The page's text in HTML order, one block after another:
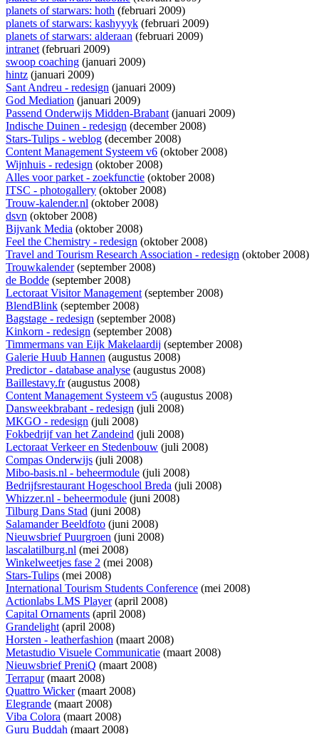
planets of starwars: hoth (februari 2009)
planets of starwars: kashyyyk (februari 2009)
planets of starwars: alderaan (februari 2009)
intranet(februari 2009)
swoop coaching (januari 2009)
hintz (januari 2009)
Sant Andreu - redesign (januari 2009)
God Mediation (januari 2009)
Passend Onderwijs Midden-Brabant(januari 2009)
Indische Duinen - redesign (december 2008)
Stars-Tulips - weblog (december 2008)
Content Management Systeem v6 (oktober 2008)
Wijnhuis - redesign (oktober 2008)
Alles voor parket - zoekfunctie (oktober 2008)
ITSC - photogallery (oktober 2008)
Trouw-kalender.nl (oktober 2008)
dsvn (oktober 2008)
Bijvank Media (oktober 2008)
Feel the Chemistry - redesign (oktober 2008)
Travel and Tourism Research Association - redesign (oktober 2008)
Trouwkalender(september 2008)
de Bodde (september 2008)
Lectoraat Visitor Management(september 2008)
BlendBlink (september 2008)
Bagstage - redesign (september 2008)
Kinkorn - redesign (september 2008)
Timmermans van Eijk Makelaardij (september 2008)
Galerie Huub Hannen (augustus 2008)
Predictor - database analyse (augustus 2008)
Baillestavy.fr(augustus 2008)
Content Management Systeem v5 (augustus 2008)
Dansweekbrabant - redesign (juli 2008)
MKGO - redesign (juli 2008)
Fokbedrijf van het Zandeind (juli 2008)
Lectoraat Verkeer en Stedenbouw (juli 2008)
Compas Onderwijs (juli 2008)
Mibo-basis.nl - beheermodule (juli 2008)
Bedrijfsrestaurant Hogeschool Breda (juli 2008)
Whizzer.nl - beheermodule (juni 2008)
Tilburg Dans Stad (juni 2008)
Salamander Beeldfoto (juni 2008)
Nieuwsbrief Puurgroen (juni 2008)
lascalatilburg.nl (mei 2008)
Winkelweetjes fase 2 (mei 2008)
Stars-Tulips (mei 2008)
International Tourism Students Conference (mei 2008)
Actionlabs LMS Player(april 2008)
Capital Ornaments (april 2008)
Grandelight(april 2008)
Horsten - leatherfashion (maart 2008)
Metastudio Visuele Communicatie (maart 2008)
Nieuwsbrief PreniQ (maart 2008)
Terrapur(maart 2008)
Quattro Wicker(maart 2008)
Elegrande (maart 2008)
Viba Colora (maart 2008)
Guru Buddah (maart 2008)